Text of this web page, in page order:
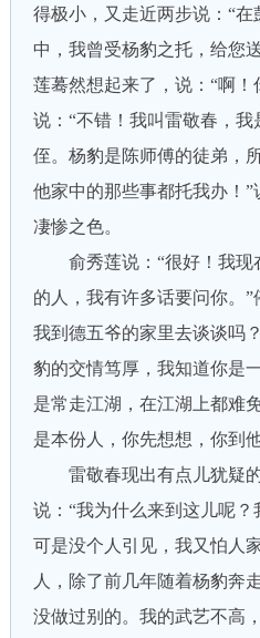
得极小，又走近两步说：“
中，我曾受杨豹之托，给
莲蓦然想起来了，说：“啊！
说：“不错！我叫雷敬春，
侄。杨豹是陈师傅的徒弟，
他家中的那些事都托我办！
凄惨之色。
俞秀莲说：“很好！我现
的人，我有许多话要问你。
我到德五爷的家里去谈谈
豹的交情笃厚，我知道你是
是常走江湖，在江湖上都难
是本份人，你先想想，你到
雷敬春现出有点儿犹疑的
说：“我为什么来到这儿呢？
可是没个人引见，我又怕人
人，除了前几年随着杨豹奔
没做过别的。我的武艺不高